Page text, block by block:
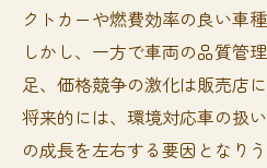
クトカーや燃費効率の良い車
しかし、一方で車両の品質管
足、価格競争の激化は販売店
将来的には、環境対応車の扱
の成長を左右する要因となり